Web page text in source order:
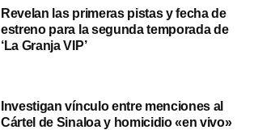
Revelan las primeras pistas y fecha de
estreno para la segunda temporada de
‘La Granja VIP’
Investigan vínculo entre menciones al
Cártel de Sinaloa y homicidio «en vivo»